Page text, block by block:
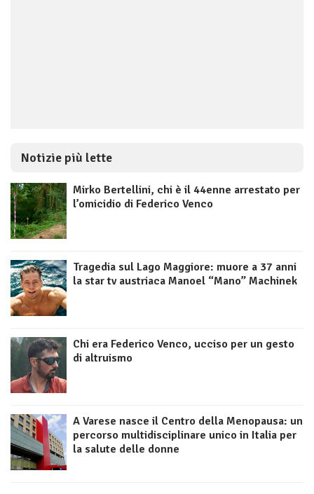
Notizie più lette
Mirko Bertellini, chi è il 44enne arrestato per
l’omicidio di Federico Venco
Tragedia sul Lago Maggiore: muore a 37 anni
la star tv austriaca Manoel “Mano” Machinek
Chi era Federico Venco, ucciso per un gesto
di altruismo
A Varese nasce il Centro della Menopausa: un
percorso multidisciplinare unico in Italia per
la salute delle donne